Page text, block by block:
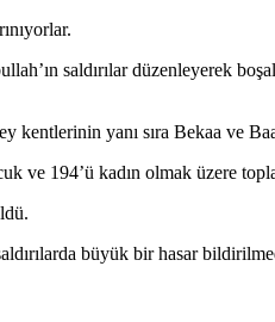
saldırılar düzenleyerek
yanı sıra Bekaa ve
ve 194’ü kadın olmak üzere
büyük bir hasar